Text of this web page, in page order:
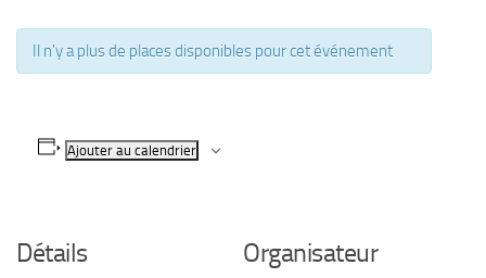
Il n'y a plus de places disponibles pour cet événement
Ajouter au calendrier
Détails Organisateur